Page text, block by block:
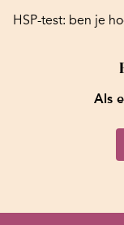
HSP-test: ben je
Als